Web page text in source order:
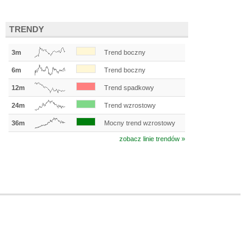
TRENDY
3m Trend boczny
6m Trend boczny
12m Trend spadkowy
24m Trend wzrostowy
36m Mocny trend wzrostowy
zobacz linie trendów »